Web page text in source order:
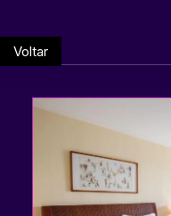
Voltar